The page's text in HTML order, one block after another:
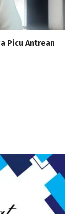
Picu Antrean